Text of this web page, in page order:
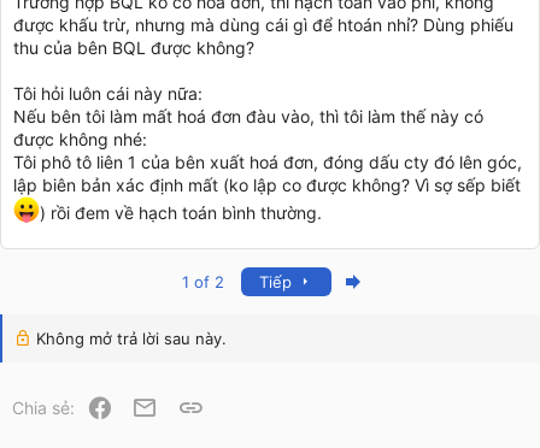
được khấu trừ, nhưng mà dùng cái gì để htoán nhỉ? Dùng phiếu
thu của bên BQL được không?
Tôi hỏi luôn cái này nữa:
Nếu bên tôi làm mất hoá đơn đàu vào, thì tôi làm thế này có
được không nhé:
Tôi phô tô liên 1 của bên xuất hoá đơn, đóng dấu cty đó lên góc,
lập biên bản xác định mất (ko lập co được không? Vì sợ sếp biết
) rồi đem về hạch toán bình thường.
1 of 2 Tiếp
Không mở trả lời sau này.
Chia sẻ: Facebook
Email